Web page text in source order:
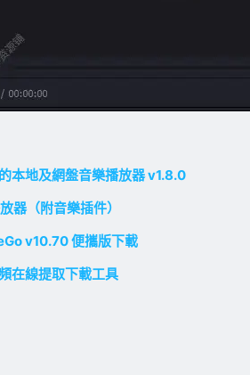
本地及網盤音樂播放器 v1.8.0
器（附音樂插件）
v10.70 便攜版下載
在線提取下載工具